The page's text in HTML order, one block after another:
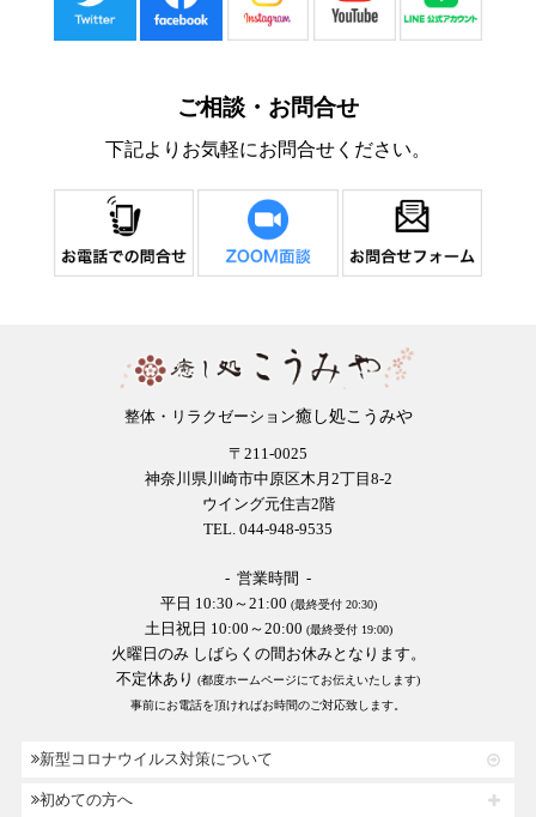
ご相談・お問合せ
下記よりお気軽にお問合せください。
整体・リラクゼーション癒し処こうみや
〒211-0025
神奈川県川崎市中原区木月2丁目8-2
ウイング元住吉2階
TEL. 044-948-9535
- 営業時間 -
平日 10:30～21:00 (最終受付 20:30)
土日祝日 10:00～20:00 (最終受付 19:00)
火曜日のみ しばらくの間お休みとなります。
不定休あり (都度ホームページにてお伝えいたします)
事前にお電話を頂ければお時間のご対応致します。
新型コロナウイルス対策について
初めての方へ